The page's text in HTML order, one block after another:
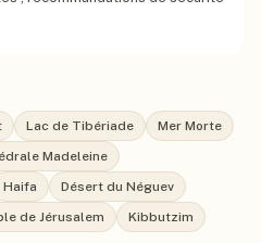
Lac de Tibériade
Mer Morte
Madeleine
Haifa
Désert du Néguev
de Jérusalem Kibbutzim